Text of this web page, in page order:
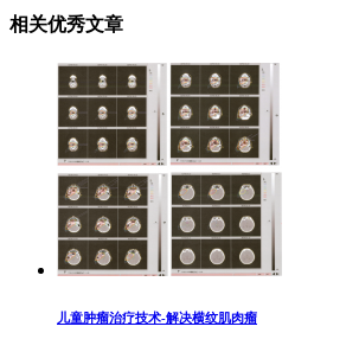
相关优秀文章
儿童肿瘤治疗技术-解决横纹肌肉瘤